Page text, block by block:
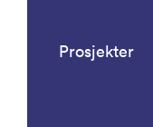
Prosjekter